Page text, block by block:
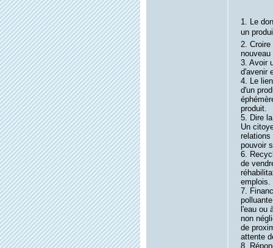
1. Le
un
2.
3. Avoir
d'avenir
4. Le
d'un
produit.
5. Dire
Un
pouvoir
6.
de
emplois.
7.
l'eau ou
non
de
attente
8.